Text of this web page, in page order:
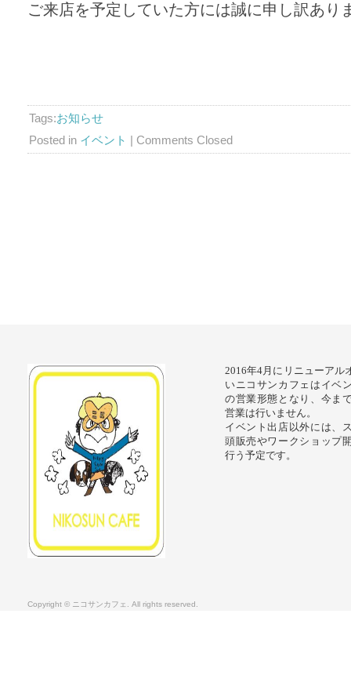
ご来店を予定していた方には誠に申し訳あり
Tags:お知らせ
Posted in イベント | Comments Closed
2016年4月にリニューアル
いニコサンカフェはイベ
の営業形態となり、今ま
営業は行いません。
イベント出店以外には、
頭販売やワークショップ
行う予定です。
Copyright © ニコサンカフェ. All rights reserved.